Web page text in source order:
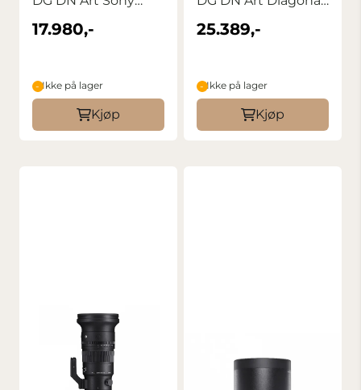
E/FE
17.980,-
Ikke på lager
Kjøp
fisheye for ...
25.389,-
Ikke på lager
Kjøp